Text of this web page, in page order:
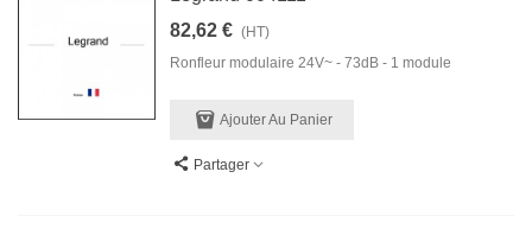
82,62 € (HT)
Ronfleur modulaire 24V~ - 73dB - 1 module
Ajouter Au Panier
Partager